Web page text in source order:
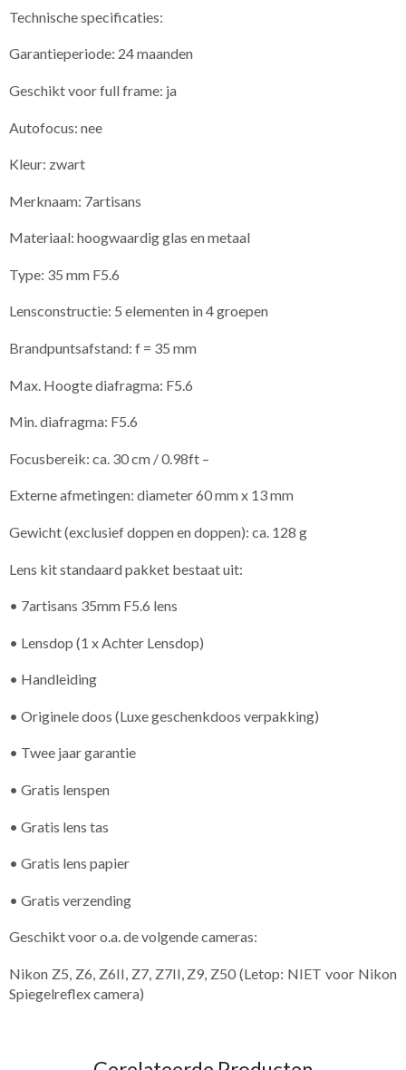
Technische specificaties:
Garantieperiode: 24 maanden
Geschikt voor full frame: ja
Autofocus: nee
Kleur: zwart
Merknaam: 7artisans
Materiaal: hoogwaardig glas en metaal
Type: 35 mm F5.6
Lensconstructie: 5 elementen in 4 groepen
Brandpuntsafstand: f = 35 mm
Max. Hoogte diafragma: F5.6
Min. diafragma: F5.6
Focusbereik: ca. 30 cm / 0.98ft –
Externe afmetingen: diameter 60 mm x 13 mm
Gewicht (exclusief doppen en doppen): ca. 128 g
Lens kit standaard pakket bestaat uit:
• 7artisans 35mm F5.6 lens
• Lensdop (1 x Achter Lensdop)
• Handleiding
• Originele doos (Luxe geschenkdoos verpakking)
• Twee jaar garantie
• Gratis lenspen
• Gratis lens tas
• Gratis lens papier
• Gratis verzending
Geschikt voor o.a. de volgende cameras:
Nikon Z5, Z6, Z6II, Z7, Z7II, Z9, Z50 (Letop: NIET voor Nikon
Spiegelreflex camera)